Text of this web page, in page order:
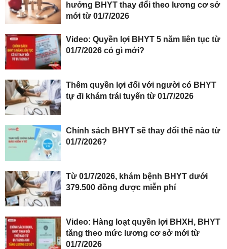
hưởng BHYT thay đổi theo lương cơ sở
mới từ 01/7/2026
Video: Quyền lợi BHYT 5 năm liên tục từ
01/7/2026 có gì mới?
Thêm quyền lợi đối với người có BHYT
tự đi khám trái tuyến từ 01/7/2026
Chính sách BHYT sẽ thay đổi thế nào từ
01/7/2026?
Từ 01/7/2026, khám bệnh BHYT dưới
379.500 đồng được miễn phí
Video: Hàng loạt quyền lợi BHXH, BHYT
tăng theo mức lương cơ sở mới từ
01/7/2026